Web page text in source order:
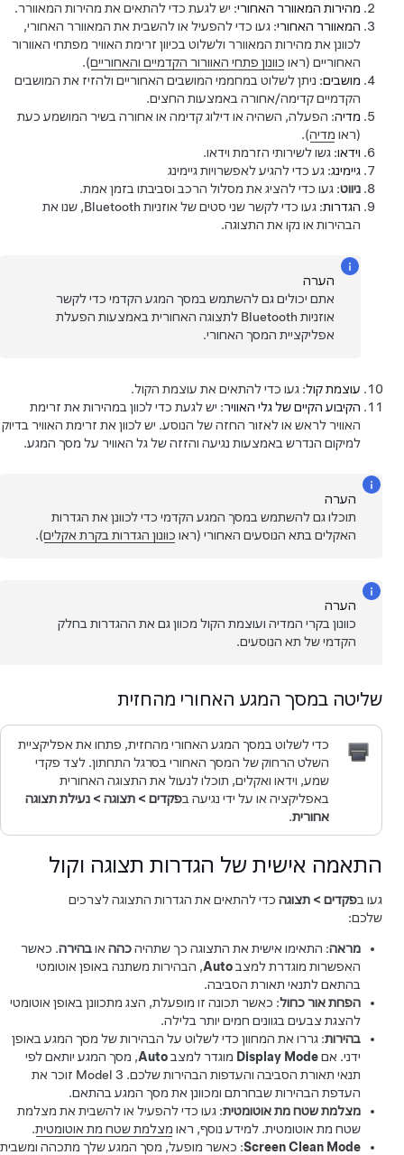
מהירות המאוורר האחורי: יש לגעת כדי להתאים את מהירות המאוורר.
המאוורר האחורי: געו כדי להפעיל או להשבית את המאוורר האחורי,
לכוונן את מהירות המאוורר ולשלוט בכיוון זרימת האוויר מפתחי האוורור
האחוריים (ראוכוונון פתחי האוורור הקדמיים והאחוריים).
מושבים: ניתן לשלוט במחממי המושבים האחוריים ולהזיז את המושבים
הקדמיים קדימה/אחורה באמצעות החצים.
מדיה: הפעלה, השהיה או דילוג קדימה או אחורה בשיר המושמע כעת
(ראומדיה).
וידאו: גשו לשירותי הזרמת וידאו.
גיימינג: גע כדי להגיע לאפשרויות גיימינג
ניווט : געו כדי להציג את מסלול הרכב וסביבתו בזמן אמת.
הגדרות
: געו כדי לקשר שני סטים של אוזניות Bluetooth, שנו את
הבהירות או נקו את התצוגה.
הערה
אתם יכולים גם להשתמש במסך המגע הקדמי כדי לקשר
אוזניות Bluetooth לתצוגה האחורית באמצעות הפעלת
אפליקציית המסך האחורי.
עוצמת קול: געו כדי להתאים את עוצמת הקול.
הקיבוע הקיים של גלי האוויר: יש לגעת כדי לכוון במהירות את זרימת
האוויר לראש או לאזור החזה של הנוסע. יש לכוון את זרימת האוויר בדיוק
למיקום הנדרש באמצעות נגיעה והזזה של גל האוויר על מסך המגע.
הערה
תוכלו גם להשתמש במסך המגע הקדמי כדי לכוונן את הגדרות
האקלים בתא הנוסעים האחורי (ראוכוונון הגדרות בקרת אקלים).
הערה
כוונון בקרי המדיה ועוצמת הקול מכוון גם את ההגדרות בחלק
הקדמי של תא הנוסעים.
שליטה במסך המגע האחורי מהחזית
כדי לשלוט במסך המגע האחורי מהחזית, פתחו את אפליקציית
השלט הרחוק של המסך האחורי בסרגל התחתון. לצד פקדי
שמע, וידאו ואקלים, תוכלו לנעול את התצוגה האחורית
באפליקציה או על ידי נגיעה בפקדים>תצוגה>נעילת תצוגה
אחורית.
התאמה אישית של הגדרות תצוגה וקול
געו בפקדים>תצוגהכדי להתאים את הגדרות התצוגה לצרכים
שלכם:
מראה: התאימו אישית את התצוגה כך שתהיהכההאובהירה. כאשר
האפשרות מוגדרת למצבAuto, הבהירות משתנה באופן אוטומטי
בהתאם לתנאי תאורת הסביבה.
הפחת אור כחול: כאשר תכונה זו מופעלת, הצג מתכוונן באופן אוטומטי
להצגת צבעים בגוונים חמים יותר בלילה.
בהירות: גררו את המחוון כדי לשלוט על הבהירות של מסך המגע באופן
ידני. אם Display Modeמוגדר למצבAuto, מסך המגע יותאם לפי
תנאי תאורת הסביבה והעדפות הבהירות שלכם.Model 3זוכר את
העדפת הבהירות שבחרתם ומכוונן את מסך המגע בהתאם.
מצלמת שטח מת אוטומטית: געו כדי להפעיל או להשבית את מצלמת
שטח מת אוטומטית. למידע נוסף, ראו מצלמת שטח מת אוטומטית.
Screen Clean Mode: כאשר מופעל, מסך המגע שלך מתכהה ומשבית